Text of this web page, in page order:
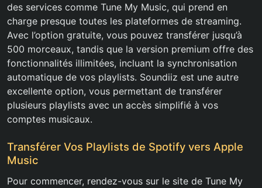
des services comme Tune My Music, qui prend en
charge presque toutes les plateformes de streaming.
Avec l’option gratuite, vous pouvez transférer jusqu’à
500 morceaux, tandis que la version premium offre des
fonctionnalités illimitées, incluant la synchronisation
automatique de vos playlists. Soundiiz est une autre
excellente option, vous permettant de transférer
plusieurs playlists avec un accès simplifié à vos
comptes musicaux.
Transférer Vos Playlists de Spotify vers Apple
Music
Pour commencer, rendez-vous sur le site de Tune My